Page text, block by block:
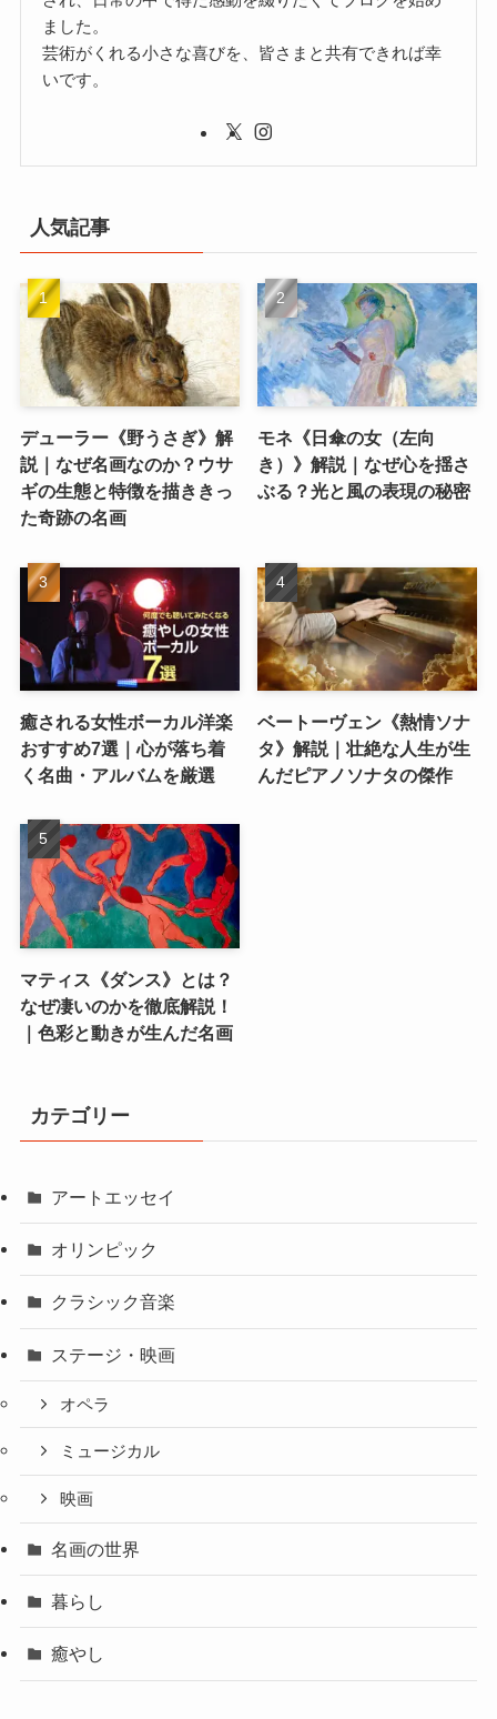
ました。
芸術がくれる小さな喜びを、皆さまと共有できれば幸
いです。
人気記事
デューラー《野うさぎ》解
説｜なぜ名画なのか？ウサ
ギの生態と特徴を描ききっ
た奇跡の名画
モネ《日傘の女（左向
き）》解説｜なぜ心を揺さ
ぶる？光と風の表現の秘密
癒される女性ボーカル洋楽
おすすめ7選｜心が落ち着
く名曲・アルバムを厳選
ベートーヴェン《熱情ソナ
タ》解説｜壮絶な人生が生
んだピアノソナタの傑作
マティス《ダンス》とは？
なぜ凄いのかを徹底解説！
｜色彩と動きが生んだ名画
カテゴリー
アートエッセイ
オリンピック
クラシック音楽
ステージ・映画
オペラ
ミュージカル
映画
名画の世界
暮らし
癒やし